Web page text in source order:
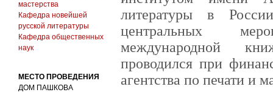
мастерства
Кафедра новейшей
русской литературы
Кафедра общественных
наук
МЕСТО ПРОВЕДЕНИЯ
ДОМ ПАШКОВА
литературы в
центральных
международной
проводился при
агентства по печати и